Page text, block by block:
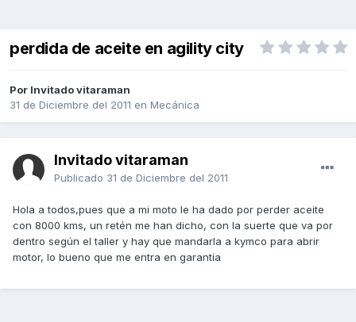
perdida de aceite en agility city
Por Invitado vitaraman
31 de Diciembre del 2011 en Mecánica
Invitado vitaraman
Publicado 31 de Diciembre del 2011
Hola a todos,pues que a mi moto le ha dado por perder aceite
con 8000 kms, un retén me han dicho, con la suerte que va por
dentro según el taller y hay que mandarla a kymco para abrir
motor, lo bueno que me entra en garantía